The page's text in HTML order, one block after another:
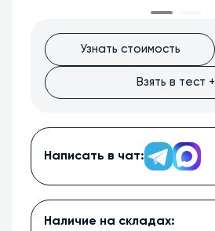
Узнать стоимость
Взять в тест +
Написать в чат:
Наличие на складах: